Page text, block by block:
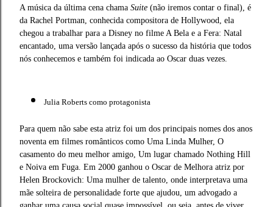
A música da última cena chama Suite (não iremos contar o final), é
da Rachel Portman, conhecida compositora de Hollywood, ela
chegou a trabalhar para a Disney no filme A Bela e a Fera: Natal
encantado, uma versão lançada após o sucesso da história que todos
nós conhecemos e também foi indicada ao Oscar duas vezes.
Julia Roberts como protagonista
Para quem não sabe esta atriz foi um dos principais nomes dos anos
noventa em filmes românticos como Uma Linda Mulher, O
casamento do meu melhor amigo, Um lugar chamado Nothing Hill
e Noiva em Fuga. Em 2000 ganhou o Oscar de Melhora atriz por
Helen Brockovich: Uma mulher de talento, onde interpretava uma
mãe solteira de personalidade forte que ajudou, um advogado a